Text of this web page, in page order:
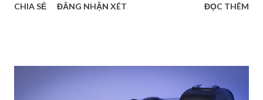
Crop. Chắc chắn rằng, các thông tin này sẽ giúp bạn tìm ra
đặc điểm riêng để phục vụ cho các đối tượng người dùng
CHIA SẺ ĐĂNG NHẬN XÉT ĐỌC THÊM